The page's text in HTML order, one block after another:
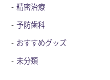
精密治療
予防歯科
おすすめグッズ
未分類